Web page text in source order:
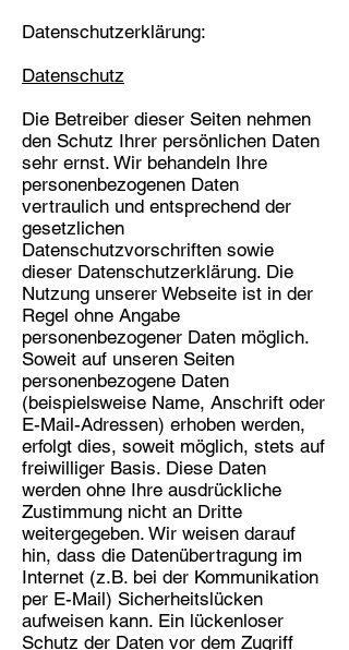
Datenschutzerklärung:
Datenschutz
Die Betreiber dieser Seiten nehmen
den Schutz Ihrer persönlichen Daten
sehr ernst. Wir behandeln Ihre
personenbezogenen Daten
vertraulich und entsprechend der
gesetzlichen
Datenschutzvorschriften sowie
dieser Datenschutzerklärung. Die
Nutzung unserer Webseite ist in der
Regel ohne Angabe
personenbezogener Daten möglich.
Soweit auf unseren Seiten
personenbezogene Daten
(beispielsweise Name, Anschrift oder
E-Mail-Adressen) erhoben werden,
erfolgt dies, soweit möglich, stets auf
freiwilliger Basis. Diese Daten
werden ohne Ihre ausdrückliche
Zustimmung nicht an Dritte
weitergegeben. Wir weisen darauf
hin, dass die Datenübertragung im
Internet (z.B. bei der Kommunikation
per E-Mail) Sicherheitslücken
aufweisen kann. Ein lückenloser
Schutz der Daten vor dem Zugriff